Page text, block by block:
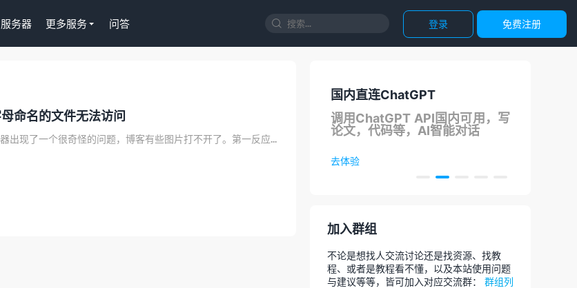
登录 免费注册

服务器 更多服务 问答
命名的文件无法访问
今天代码狗博客因更换web服务器出现了一个很奇怪的问题，博客有些图片打不开了。第一反应检测是否是因为...
LMS在线
京东淘宝一键操作，支持
国内直连ChatGPT
调用ChatGPT API国内可用，写
论文，代码等，AI智能对话
去体验
加入群组
不论是想找人交流讨论还是找资源、找教
程、或者是教程看不懂，以及本站使用问题
与建议等等，皆可加入对应交流群： 群组列